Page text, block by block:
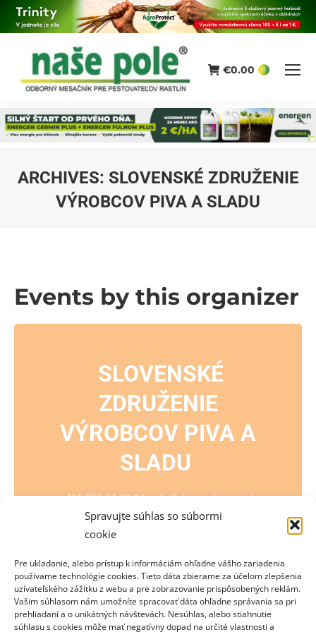
Spravujte súhlas so súbormi
cookie
Pre ukladanie, alebo prístup k informáciám ohľadne vášho zariadenia
používame technológie cookies. Tieto dáta zbierame za účelom zlepšenia
uzívateľského zážitku z webu a pre zobrazovanie prispôsobených reklám.
Vašim súhlasom nám umožníte spracovať dáta ohľadne správania sa pri
prehliadaní a o unikátných návštevách. Nesúhlas, alebo stiahnutie
súhlasu s cookies môže mať negatívny dopad na určité vlastnosti a
€0.00 0
ARCHIVES: SLOVENSKÉ ZDRUŽENIE
VÝROBCOV PIVA A SLADU
Events by this organizer
SLOVENSKÉ
ZDRUŽENIE
VÝROBCOV PIVA A
SLADU
+421 255 64 23 24,info@slovenskepivo.sk
EVENTS BY THIS ORGANIZER